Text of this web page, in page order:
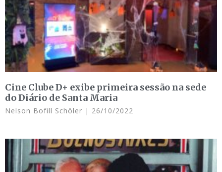
Cine Clube D+ exibe primeira sessão na sede
do Diário de Santa Maria
Nelson Bofill Schöler 26/10/2022